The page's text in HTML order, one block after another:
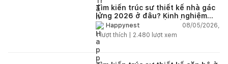
Tìm kiến trúc sư thiết kế nhà gác
lửng 2026 ở đâu? Kinh nghiệm
chọn đúng tránh tốn tiền
Happynest
08/05/2026,
1lượt thích | 2.480 lượt xem